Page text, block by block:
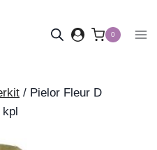
0
/ Pielor Fleur D
kpl